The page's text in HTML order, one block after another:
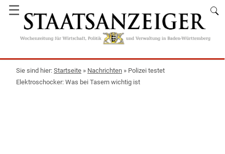
☰
Startseite » Nachrichten » Polizei testet
Elektroschocker: Was bei Tasern wichtig ist